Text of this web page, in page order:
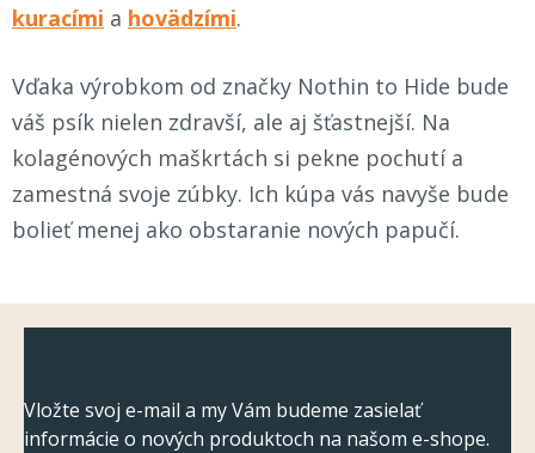
kuracími a hovädzími.
Vďaka výrobkom od značky Nothin to Hide bude
váš psík nielen zdravší, ale aj šťastnejší. Na
kolagénových maškrtách si pekne pochutí a
zamestná svoje zúbky. Ich kúpa vás navyše bude
bolieť menej ako obstaranie nových papučí.
Vložte svoj e-mail a my Vám budeme zasielať
informácie o nových produktoch na našom e-shope.